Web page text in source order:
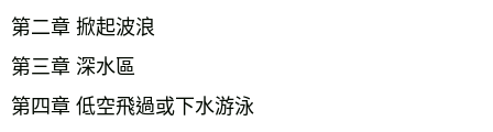
第二章 掀起波浪
第三章 深水區
第四章 低空飛過或下水游泳